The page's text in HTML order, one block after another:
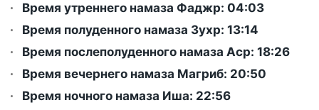
Время утреннего намаза Фаджр: 04:03
Время полуденного намаза Зухр: 13:14
Время послеполуденного намаза Аср: 18:26
Время вечернего намаза Магриб: 20:50
Время ночного намаза Иша: 22:56